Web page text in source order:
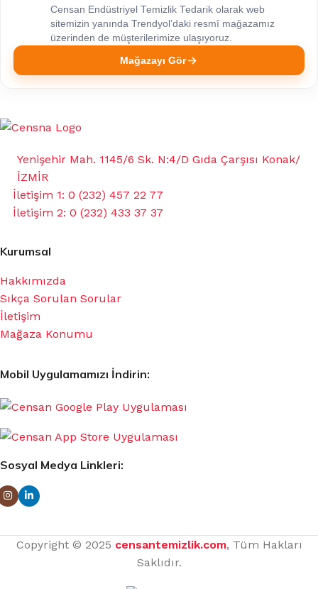
Censan Endüstriyel Temizlik Tedarik olarak web
sitemizin yanında Trendyol’daki resmî mağazamız
üzerinden de müşterilerimize ulaşıyoruz.
Mağazayı Gör
Yenişehir Mah. 1145/6 Sk. N:4/D Gıda Çarşısı Konak/
İZMİR
İletişim 1: 0 (232) 457 22 77
İletişim 2: 0 (232) 433 37 37
Kurumsal
Hakkımızda
Sıkça Sorulan Sorular
İletişim
Mağaza Konumu
Mobil Uygulamamızı İndirin:
Sosyal Medya Linkleri:
Copyright © 2025 censantemizlik.com, Tüm Hakları
Saklıdır.